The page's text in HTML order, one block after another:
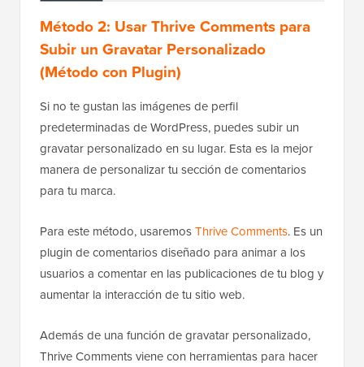
Método 2: Usar Thrive Comments para
Subir un Gravatar Personalizado
(Método con Plugin)
Si no te gustan las imágenes de perfil
predeterminadas de WordPress, puedes subir un
gravatar personalizado en su lugar. Esta es la mejor
manera de personalizar tu sección de comentarios
para tu marca.
Para este método, usaremosThrive Comments. Es un
plugin de comentarios diseñado para animar a los
usuarios a comentar en las publicaciones de tu blog y
aumentar la interacción de tu sitio web.
Además de una función de gravatar personalizado,
Thrive Comments viene con herramientas para hacer